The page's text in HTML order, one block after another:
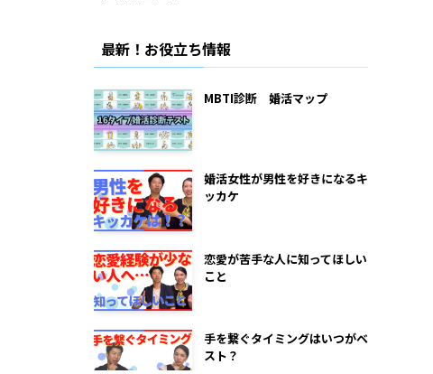
2022年10月
2022年9月
2022年8月
2022年7月
2022年6月
2022年5月
2022年1月
最新！お役立ち情報
MBTI診断 婚活マップ
婚活女性が男性を好きになるキ
ッカケ
恋愛が苦手な人に知ってほしい
こと
手を繋ぐタイミングはいつがベ
スト？